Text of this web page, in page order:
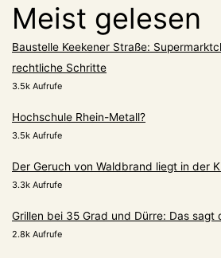
Meist gelesen
Baustelle Keekener Straße:
rechtliche Schritte
3.5k Aufrufe
Hochschule Rhein-Metall?
3.5k Aufrufe
Der Geruch von Waldbrand liegt in der
3.3k Aufrufe
Grillen bei 35 Grad und Dürre: Das sagt
2.8k Aufrufe